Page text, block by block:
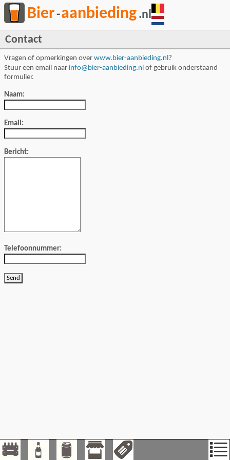
Bier-aanbieding .nl
Contact
Vragen of opmerkingen over www.bier-aanbieding.nl?
Stuur een email naar info@bier-aanbieding.nl of gebruik onderstaand
formulier.
Naam:
Email:
Bericht:
Telefoonnummer: